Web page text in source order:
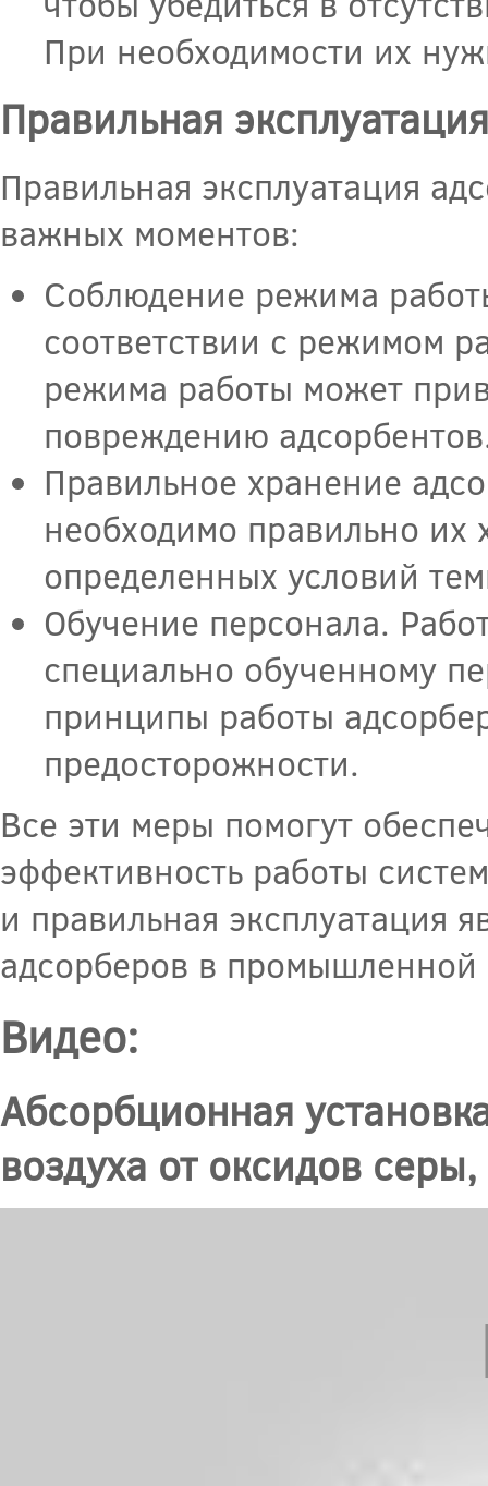
При необходимости их
Правильная эксплуатация
Правильная эксплуатация
важных моментов:
Соблюдение режима
соответствии с режимом
режима работы может
повреждению
Правильное хранение
необходимо правильно их
определенных условий
Обучение персонала.
специально обученному
принципы работы
предосторожности.
Все эти меры помогут
эффективность работы
и правильная эксплуатация
адсорберов в промышленной
Видео:
Абсорбционная
воздуха от оксидов